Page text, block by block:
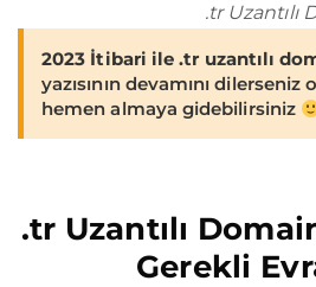
.tr Uzantılı
2023 İtibari ile .tr uzantılı
yazısının devamını
hemen almaya gidebilirsiniz
.tr Uzantılı
Gerekli